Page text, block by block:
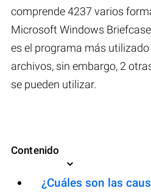
comprende 4237 varios
Microsoft Windows
es el programa más
archivos, sin embargo, 2
se pueden utilizar.
Contenido
¿Cuáles son las